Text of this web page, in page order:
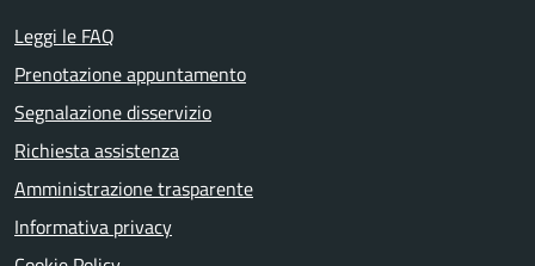
Leggi le FAQ
Prenotazione appuntamento
Segnalazione disservizio
Richiesta assistenza
Amministrazione trasparente
Informativa privacy